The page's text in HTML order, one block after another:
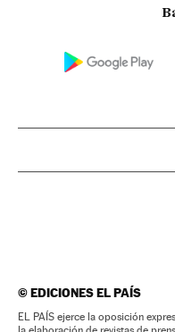
©EDICIONES EL PAÍS
EL PAÍS ejerce la oposición